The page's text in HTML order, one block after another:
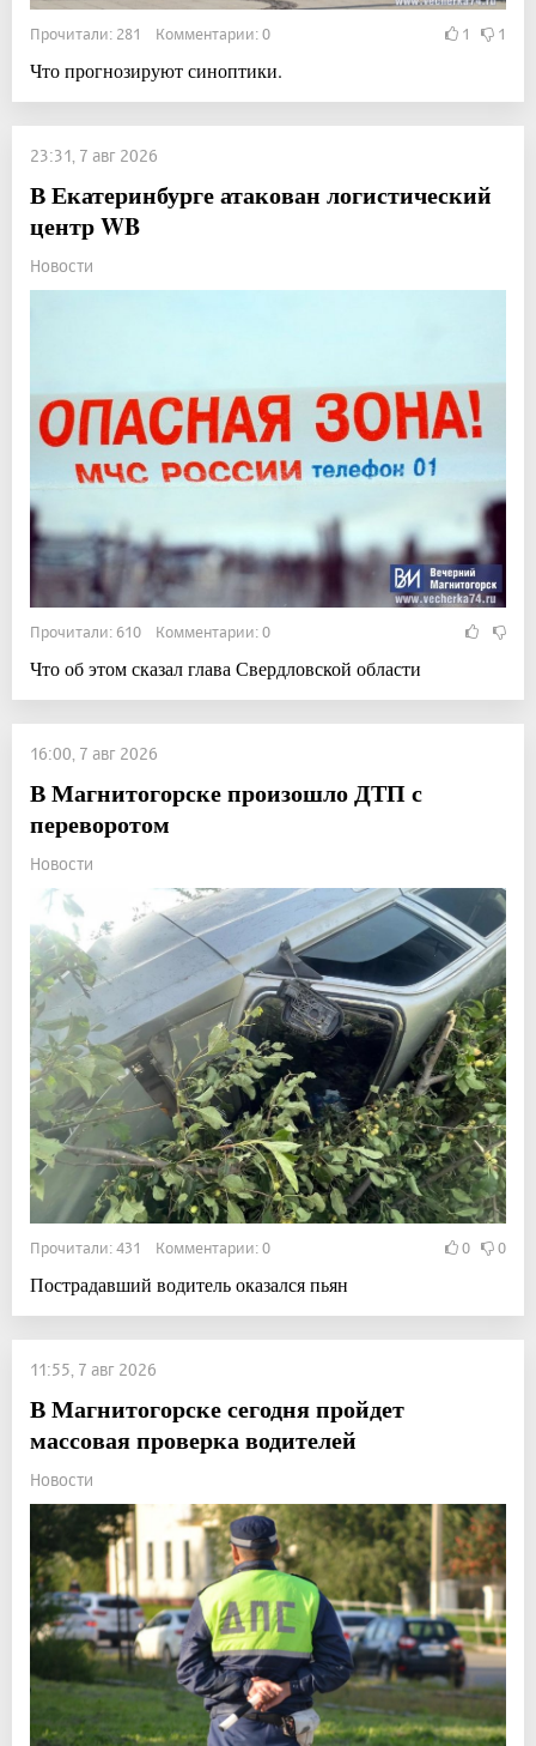
Прочитали: 281 Комментарии: 0 1 1
Что прогнозируют синоптики.
23:31, 7 авг 2026
В Екатеринбурге атакован логистический
центр WB
Новости
Прочитали: 610 Комментарии: 0
Что об этом сказал глава Свердловской области
16:00, 7 авг 2026
В Магнитогорске произошло ДТП с
переворотом
Новости
Прочитали: 431 Комментарии: 0 0 0
Пострадавший водитель оказался пьян
11:55, 7 авг 2026
В Магнитогорске сегодня пройдет
массовая проверка водителей
Новости